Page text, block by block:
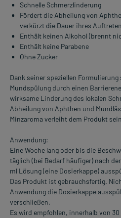
Schnelle Schmerzlinderung
Fördert die Abheilung von
verkürzt die Dauer ihres
Enthält keinen Alkohol (brennt
Enthält keine Parabene
Ohne Zucker
Dank seiner speziellen
Mundspülung durch einen
wirksame Linderung des lokalen
Abheilung von Aphthen und
Minzaroma verleiht dem Produkt
Anwendung:
Eine Woche lang oder bis die
täglich (bei Bedarf häufiger) nach
ml Lösung (eine Dosierkappe)
Das Produkt ist gebrauchsfertig.
Anwendung die Dosierkappe
verschließen.
Es wird empfohlen, innerhalb von